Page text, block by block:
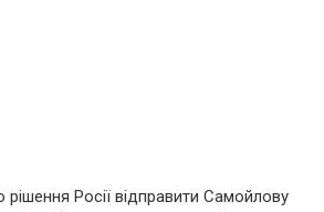
Росії відправити Самойлову